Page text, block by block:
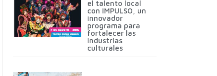
el talento local
con IMPULSO, un
innovador
programa para
fortalecer las
industrias
culturales